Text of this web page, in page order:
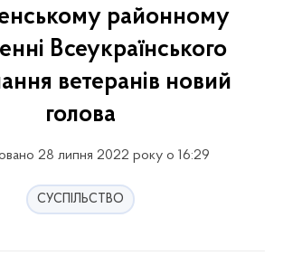
районному
Всеукраїнського
ветеранів новий
голова
28 липня 2022 року о 16:29
СУСПІЛЬСТВО